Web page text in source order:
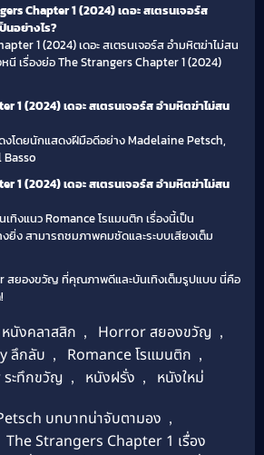
Chapter 1 (2024) เดอะ สเตรนเจอร์ส
นอย่างไร?
1 (2024) เดอะ สเตรนเจอร์ส อำมหิตฆ่าไม่สน
นี เรื่องย่อ The Strangers Chapter 1 (2024)
1 (2024) เดอะ สเตรนเจอร์ส อำมหิตฆ่าไม่สน
งโดยนักแสดงฝีมือดีอย่าง Madelaine Petsch,
1 (2024) เดอะ สเตรนเจอร์ส อำมหิตฆ่าไม่สน
งแนว Romance โรแมนติก เรื่องนี้เป็น
ง สามารถชมภาพคมชัดและระบบเสียงเต็ม
ยองขวัญ ที่คุณภาพดีและบันเทิงเต็มรูปแบบ นี่คือ
นังคลาสสิก , Horror สยองขวัญ ,
ลึกลับ , Romance โรแมนติก ,
ะทึกขวัญ , หนังฝรั่ง , หนังใหม่
บทบาทน่าจับตามอง ,
The Strangers Chapter 1 เรื่อง